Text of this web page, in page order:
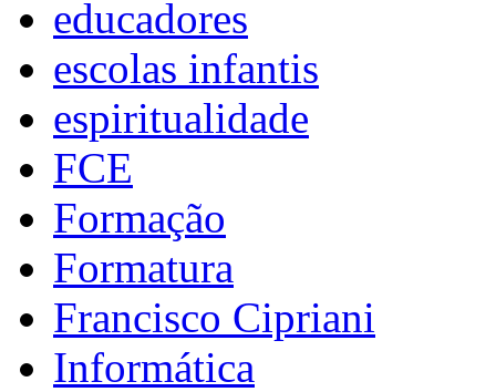
educadores
escolas infantis
espiritualidade
FCE
Formação
Formatura
Francisco Cipriani
Informática